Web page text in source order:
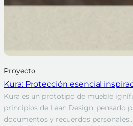
Proyecto
Kura: Protección esencial
Kura es un prototipo de mueble
principios de Lean Design, pensado
documentos y recuerdos personales…